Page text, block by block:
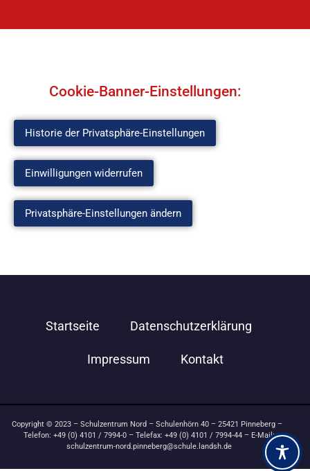
Cookie-Banner-Einstellungen:
Historie der Privatsphäre-Einstellungen
Einwilligungen widerrufen
Privatsphäre-Einstellungen ändern
Startseite Datenschutzerklärung
Impressum Kontakt
Copyright © 2023 – Schulzentrum Nord – Schulenhörn 40 – 25421 Pinneberg –
Telefon: +49 (0) 4101 / 7994-0 – Telefax: +49 (0) 4101 / 7994-44 – E-Mail:
schulzentrum-nord.pinneberg@schule.landsh.de